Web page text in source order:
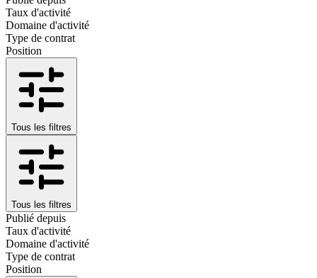
Taux d'activité
Domaine d'activité
Type de contrat
Position
Tous les filtres
Tous les filtres
Publié depuis
Taux d'activité
Domaine d'activité
Type de contrat
Position